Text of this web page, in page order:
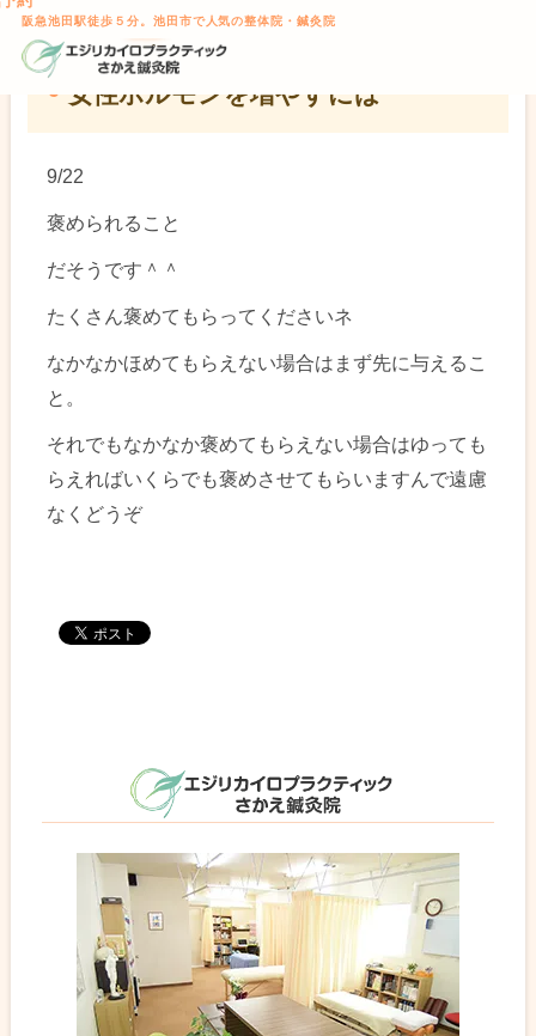
本文へスキップ
阪急池田駅徒歩５分。池田市で人気の整体院・鍼灸院
TOP
女性ホルモンを増やすには
9/22
褒められること
だそうです＾＾
たくさん褒めてもらってくださいネ
なかなかほめてもらえない場合はまず先に与えるこ
と。
それでもなかなか褒めてもらえない場合はゆっても
らえればいくらでも褒めさせてもらいますんで遠慮
なくどうぞ